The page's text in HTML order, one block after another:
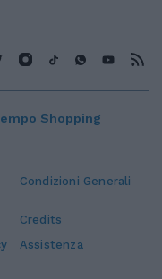
Condizioni Generali
Credits
Assistenza
Shopping